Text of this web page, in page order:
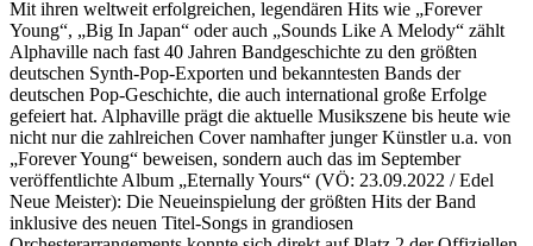
Mit ihren weltweit erfolgreichen, legendären Hits wie „Forever
Young“, „Big In Japan“ oder auch „Sounds Like A Melody“ zählt
Alphaville nach fast 40 Jahren Bandgeschichte zu den größten
deutschen Synth-Pop-Exporten und bekanntesten Bands der
deutschen Pop-Geschichte, die auch international große Erfolge
gefeiert hat. Alphaville prägt die aktuelle Musikszene bis heute wie
nicht nur die zahlreichen Cover namhafter junger Künstler u.a. von
„Forever Young“ beweisen, sondern auch das im September
veröffentlichte Album „Eternally Yours“ (VÖ: 23.09.2022 / Edel
Neue Meister): Die Neueinspielung der größten Hits der Band
inklusive des neuen Titel-Songs in grandiosen